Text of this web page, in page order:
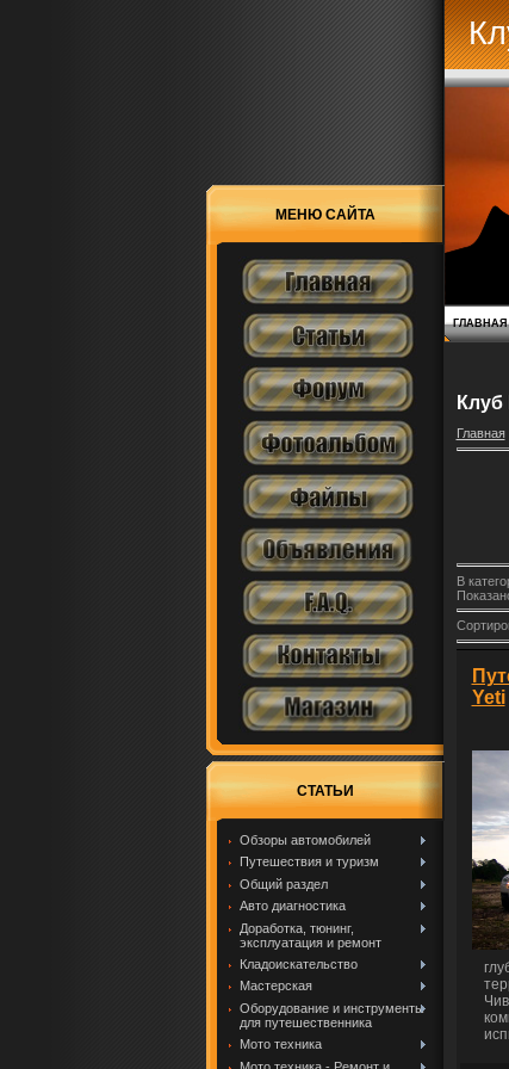
МЕНЮ САЙТА
СТАТЬИ
Обзоры автомобилей
Путешествия и туризм
Общий раздел
Авто диагностика
Доработка, тюнинг,
эксплуатация и ремонт
Кладоискательство
Мастерская
Оборудование и инструменты
для путешественника
Мото техника
Мото техника - Ремонт и
ГЛАВНАЯ
Клуб
Главная
В
Yeti